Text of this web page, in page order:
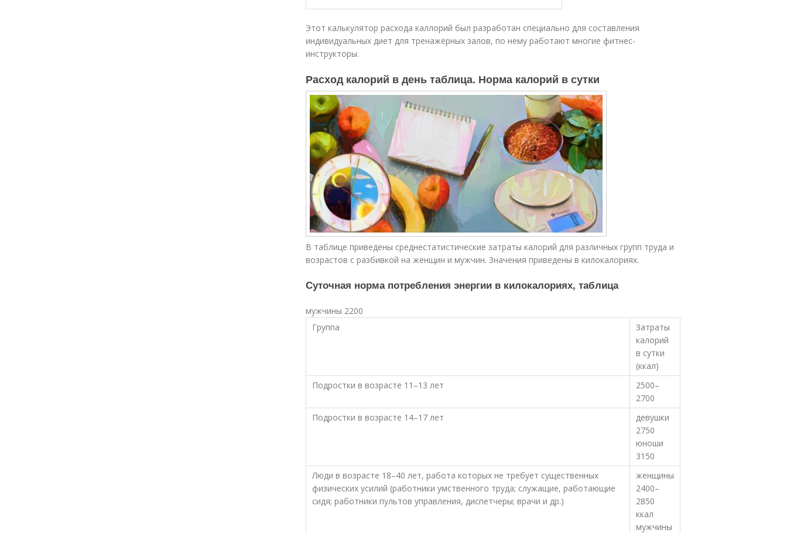
Этот калькулятор расхода каллорий был разработан специально для составления
индивидуальных диет для тренажёрных залов, по нему работают многие фитнес-
инструкторы.
Расход калорий в день таблица. Норма калорий в сутки
В таблице приведены среднестатистические затраты калорий для различных групп труда и
возрастов с разбивкой на женщин и мужчин. Значения приведены в килокалориях.
Суточная норма потребления энергии в килокалориях, таблица
мужчины 2200
Группа
Затраты
калорий
в сутки
(ккал)
Подростки в возрасте 11–13 лет
2500–
2700
Подростки в возрасте 14–17 лет
девушки
2750
юноши
3150
Люди в возрасте 18–40 лет, работа которых не требует существенных
физических усилий (работники умственного труда; служащие, работающие
сидя; работники пультов управления, диспетчеры; врачи и др.)
женщины
2400–
2850
ккал
мужчины